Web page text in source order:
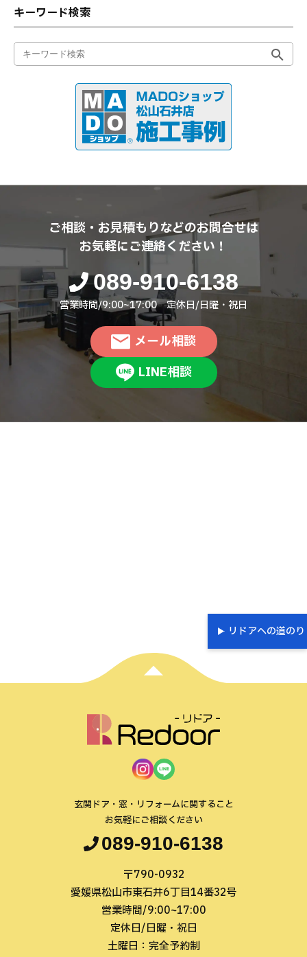
キーワード検索
ご相談・お見積もりなどのお問合せは
お気軽にご連絡ください！
089-910-6138
営業時間/9:00~17:00 定休日/日曜・祝日
メール相談
LINE相談
リドアへの道のり
玄関ドア・窓・リフォームに関すること
お気軽にご相談ください
089-910-6138
〒790-0932
愛媛県松山市東石井6丁目14番32号
営業時間/9:00~17:00
定休日/日曜・祝日
土曜日：完全予約制